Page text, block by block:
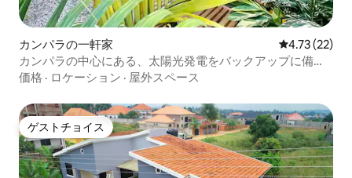
カンパラの一軒家 レビュー22
4.73 (22)
カンパラの中心にある、太陽光発電をバックアップに備え
たスタジオ
価格 · ロケーション · 屋外スペース
ゲストチョイス
ゲストチョイス